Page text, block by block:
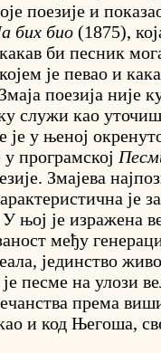
поезије и
бих био (1875),
би песник
је певао и
поезија није
служи као
је у њеној
програмској
Змајева
је
њој је изражена
међу
јединство
је песме на улози
према
и код Његоша,